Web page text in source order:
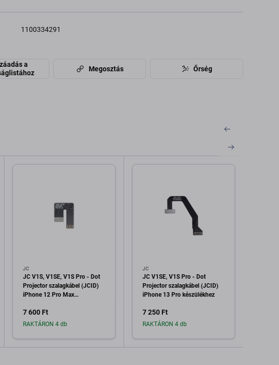
1100334291
a
Megosztás Őrség
JC
JC V1S, V1SE, V1S Pro - Dot
Projector szalagkábel (JCID)
iPhone 12 Pro Max
7 600 Ft
RAKTÁRON 4 db
JC
JC V1SE, V1S Pro - Dot
Projector szalagkábel (JCID)
iPhone 13 Pro készülékhez
7 250 Ft
RAKTÁRON 4 db